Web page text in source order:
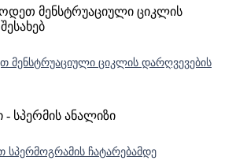
მენსტრუაციული ციკლის დარღვევების
სპერმოგრამის ჩატარებამდე